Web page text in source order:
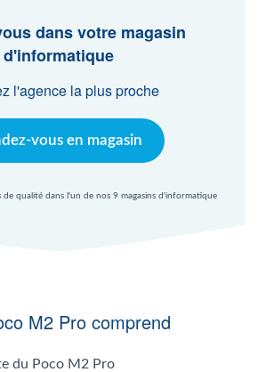
dans votre magasin
d'informatique
l'agence la plus proche
vous en magasin
de qualité dans l'un de nos 9 magasins d'informatique
M2 Pro comprend
du Poco M2 Pro